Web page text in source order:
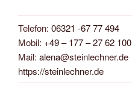
Telefon: 06321 -67 77 494
Mobil: +49 – 177 – 27 62 100
Mail: alena@steinlechner.de
https://steinlechner.de